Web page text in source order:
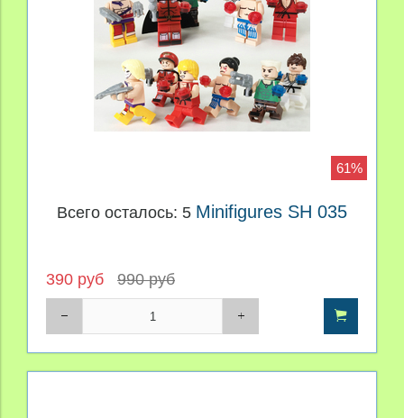
61%
Всего осталось: 5 Minifigures SH 035
390 руб 990 руб